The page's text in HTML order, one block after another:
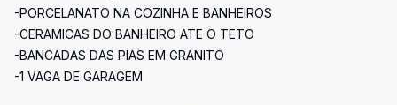
-PORCELANATO NA COZINHA E BANHEIROS
-CERAMICAS DO BANHEIRO ATE O TETO
-BANCADAS DAS PIAS EM GRANITO
-1 VAGA DE GARAGEM